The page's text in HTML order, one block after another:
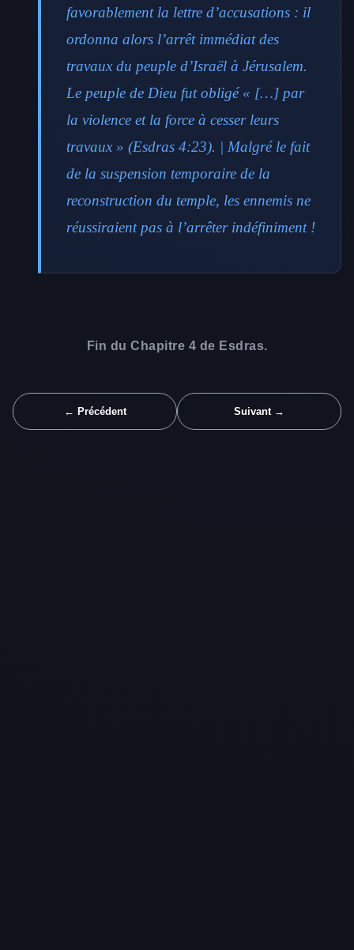
favorablement la lettre d’accusations : il
ordonna alors l’arrêt immédiat des
travaux du peuple d’Israël à Jérusalem.
Le peuple de Dieu fut obligé « […] par
la violence et la force à cesser leurs
travaux » (Esdras 4:23). | Malgré le fait
de la suspension temporaire de la
reconstruction du temple, les ennemis ne
réussiraient pas à l’arrêter indéfiniment !
Fin du Chapitre 4 de Esdras.
← Précédent Suivant →